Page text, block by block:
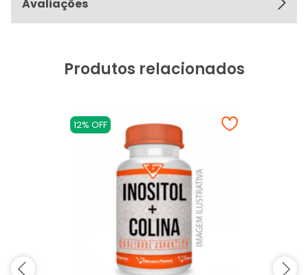
Avaliações
Produtos relacionados
12% OFF